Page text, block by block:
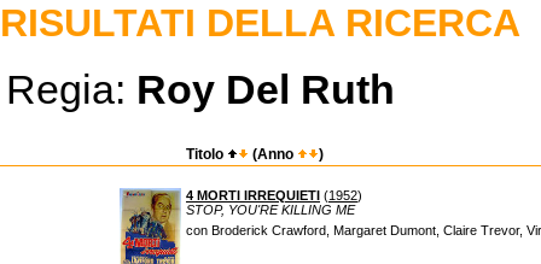
RISULTATI DELLA RICERCA
Regia: Roy Del Ruth
Titolo (Anno )
4 MORTI IRREQUIETI (1952)
STOP, YOU'RE KILLING ME
con Broderick Crawford, Margaret Dumont, Claire Trevor,